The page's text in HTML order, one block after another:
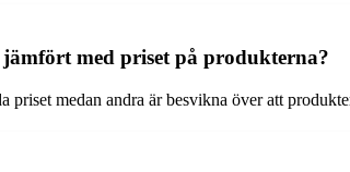
med priset på produkterna?
priset medan andra är besvikna över att